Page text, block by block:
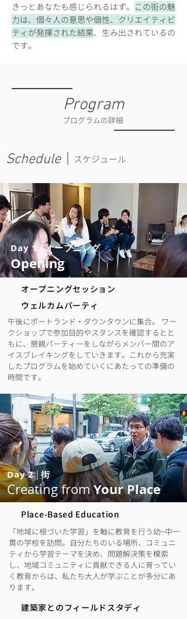
きっとあなたも感じられるはず。 この街の魅
力は、個々人の意思や個性、クリエイティビ
ティが発揮された結果、生み出されているの
です。
Program
​プログラムの詳細
Schedule スケジュール
Opening
Day 1|オープニング
オープニングセッション
​ウェルカムパーティ
午後にポートランド・ダウンタウンに集合。 ワー
クショップで参加目的やスタンスを確認するとと
もに、懇親パーティーをしながらメンバー間のア
イスブレイキングをしていきます。これから充実
したプログラムを始めていくにあたっての準備の
時間です。
Day 2| 街
Creating fromYour Place
Place-Based Education
「地域に根づいた学習」を軸に教育を行う幼~中一
貫の学校を訪問。自分たちのいる場所、コミュニ
ティから学習テーマを決め、問題解決策を模索
し、地域コミュニティに貢献できる人に育ってい
く教育からは、私たち大人が学ぶことが多分にあ
ります。
​建築家とのフィールドスタディ